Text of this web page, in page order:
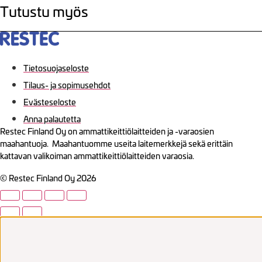
Tutustu myös
Tietosuojaseloste
Tilaus- ja sopimusehdot
Evästeseloste
Anna palautetta
Restec Finland Oy on ammattikeittiölaitteiden ja -varaosien
maahantuoja. Maahantuomme useita laitemerkkejä sekä erittäin
kattavan valikoiman ammattikeittiölaitteiden varaosia.
© Restec Finland Oy 2026